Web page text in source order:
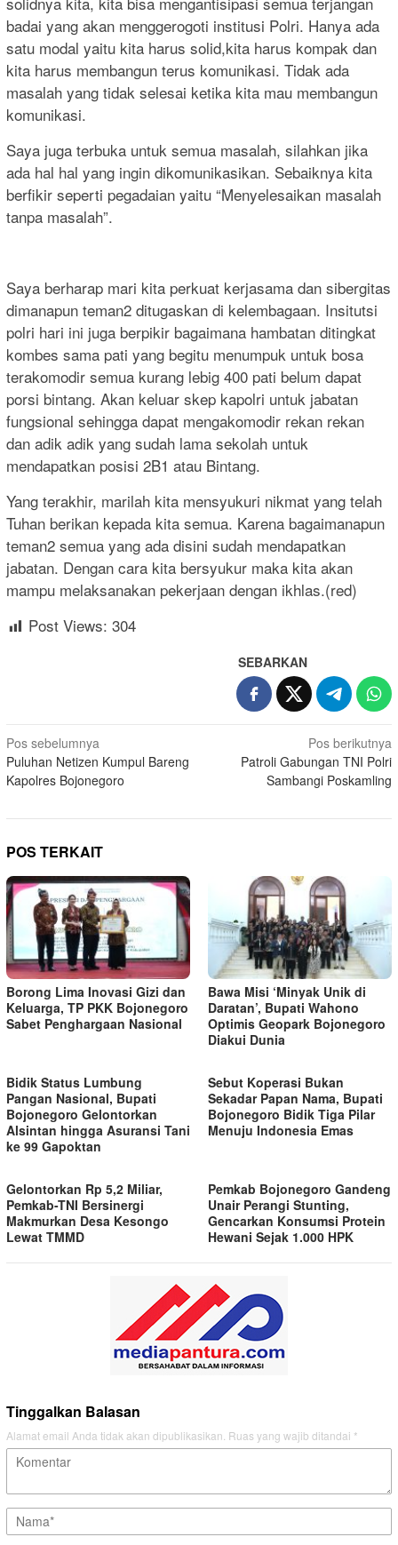
badai yang akan menggerogoti institusi Polri. Hanya ada
satu modal yaitu kita harus solid,kita harus kompak dan
kita harus membangun terus komunikasi. Tidak ada
masalah yang tidak selesai ketika kita mau membangun
komunikasi.
Saya juga terbuka untuk semua masalah, silahkan jika
ada hal hal yang ingin dikomunikasikan. Sebaiknya kita
berfikir seperti pegadaian yaitu “Menyelesaikan masalah
tanpa masalah”.
Saya berharap mari kita perkuat kerjasama dan sibergitas
dimanapun teman2 ditugaskan di kelembagaan. Insitutsi
polri hari ini juga berpikir bagaimana hambatan ditingkat
kombes sama pati yang begitu menumpuk untuk bosa
terakomodir semua kurang lebig 400 pati belum dapat
porsi bintang. Akan keluar skep kapolri untuk jabatan
fungsional sehingga dapat mengakomodir rekan rekan
dan adik adik yang sudah lama sekolah untuk
mendapatkan posisi 2B1 atau Bintang.
Yang terakhir, marilah kita mensyukuri nikmat yang telah
Tuhan berikan kepada kita semua. Karena bagaimanapun
teman2 semua yang ada disini sudah mendapatkan
jabatan. Dengan cara kita bersyukur maka kita akan
mampu melaksanakan pekerjaan dengan ikhlas.(red)
Post Views: 304
SEBARKAN
Navigasi
pos
Pos sebelumnya
Puluhan Netizen Kumpul Bareng
Kapolres Bojonegoro
Pos berikutnya
Patroli Gabungan TNI Polri
Sambangi Poskamling
POS TERKAIT
Borong Lima Inovasi Gizi dan
Keluarga, TP PKK Bojonegoro
Sabet Penghargaan Nasional
Bawa Misi ‘Minyak Unik di
Daratan’, Bupati Wahono
Optimis Geopark Bojonegoro
Diakui Dunia
Bidik Status Lumbung
Pangan Nasional, Bupati
Bojonegoro Gelontorkan
Alsintan hingga Asuransi Tani
ke 99 Gapoktan
Sebut Koperasi Bukan
Sekadar Papan Nama, Bupati
Bojonegoro Bidik Tiga Pilar
Menuju Indonesia Emas
Gelontorkan Rp 5,2 Miliar,
Pemkab-TNI Bersinergi
Makmurkan Desa Kesongo
Lewat TMMD
Pemkab Bojonegoro Gandeng
Unair Perangi Stunting,
Gencarkan Konsumsi Protein
Hewani Sejak 1.000 HPK
Tinggalkan Balasan
Alamat email Anda tidak akan dipublikasikan. Ruas yang wajib ditandai *